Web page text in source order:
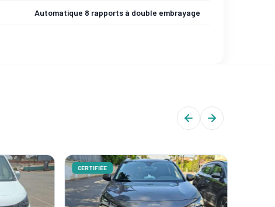
Automatique 8 rapports à double embrayage
CERTIFIÉE